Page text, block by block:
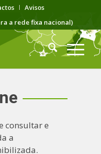
Avisos
a rede fixa nacional)
consultar e
a